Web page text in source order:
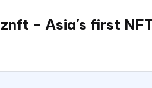
Skip
- Asia's first